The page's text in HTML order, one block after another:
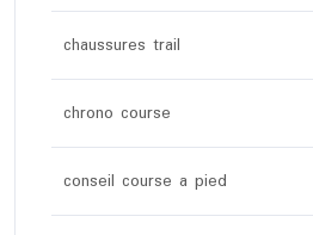
chaussures trail
chrono course
conseil course a pied